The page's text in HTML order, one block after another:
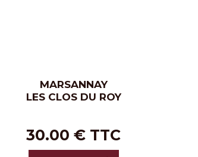
MARSANNAY
LES CLOS DU ROY
30.00 € TTC